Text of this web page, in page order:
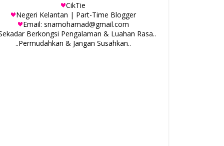
CikTie
Negeri Kelantan | Part-Time Blogger
Email: snamohamad@gmail.com
Berkongsi Pengalaman & Luahan Rasa..
..Permudahkan & Jangan Susahkan..